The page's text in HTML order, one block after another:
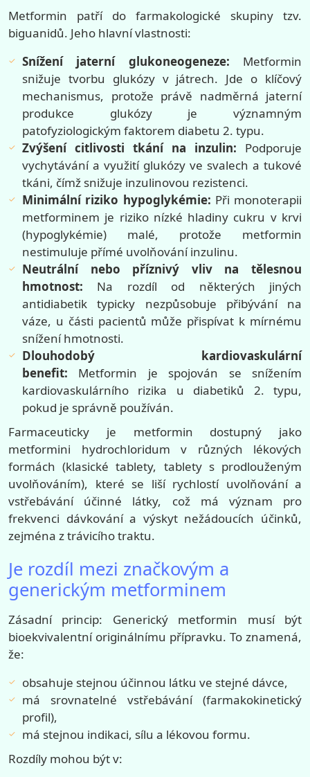
Metformin patří do farmakologické skupiny tzv.
biguanidů. Jeho hlavní vlastnosti:
Snížení jaterní glukoneogeneze: Metformin
snižuje tvorbu glukózy v játrech. Jde o klíčový
mechanismus, protože právě nadměrná jaterní
produkce glukózy je významným
patofyziologickým faktorem diabetu 2. typu.
Zvýšení citlivosti tkání na inzulin: Podporuje
vychytávání a využití glukózy ve svalech a tukové
tkáni, čímž snižuje inzulinovou rezistenci.
Minimální riziko hypoglykémie: Při monoterapii
metforminem je riziko nízké hladiny cukru v krvi
(hypoglykémie) malé, protože metformin
nestimuluje přímé uvolňování inzulinu.
Neutrální nebo příznivý vliv na tělesnou
hmotnost: Na rozdíl od některých jiných
antidiabetik typicky nezpůsobuje přibývání na
váze, u části pacientů může přispívat k mírnému
snížení hmotnosti.
Dlouhodobý kardiovaskulární
benefit: Metformin je spojován se snížením
kardiovaskulárního rizika u diabetiků 2. typu,
pokud je správně používán.
Farmaceuticky je metformin dostupný jako
metformini hydrochloridum v různých lékových
formách (klasické tablety, tablety s prodlouženým
uvolňováním), které se liší rychlostí uvolňování a
vstřebávání účinné látky, což má význam pro
frekvenci dávkování a výskyt nežádoucích účinků,
zejména z trávicího traktu.
Je rozdíl mezi značkovým a
generickým metforminem
Zásadní princip: Generický metformin musí být
bioekvivalentní originálnímu přípravku. To znamená,
že:
obsahuje stejnou účinnou látku ve stejné dávce,
má srovnatelné vstřebávání (farmakokinetický
profil),
má stejnou indikaci, sílu a lékovou formu.
Rozdíly mohou být v: